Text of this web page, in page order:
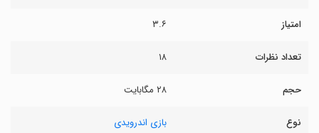
امتیاز ۳.۶
تعداد نظرات ۱۸
حجم ۲۸ مگابایت
نوع بازی اندرویدی